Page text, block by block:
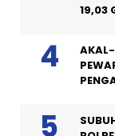
19,03
AKAL-